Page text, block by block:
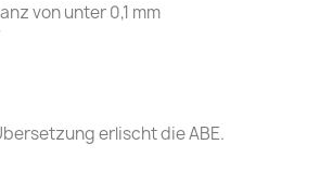
von unter 0,1 mm
erlischt die ABE.